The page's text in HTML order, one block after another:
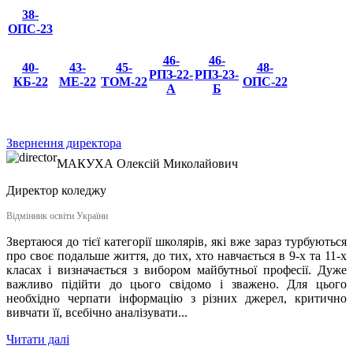
38-
ОПС-23
40-
КБ-22
43-
МЕ-22
45-
ТОМ-22
46-
РПЗ-22-
А
46-
РПЗ-23-
Б
48-
ОПС-22
Звернення директора
МАКУХА Олексій Миколайович
Директор коледжу
Відмінник освіти України
Звертаюся до тієї категорії школярів, які вже зараз турбуються
про своє подальше життя, до тих, хто навчається в 9-х та 11-х
класах і визначається з вибором майбутньої професії. Дуже
важливо підійти до цього свідомо і зважено. Для цього
необхідно черпати інформацію з різних джерел, критично
вивчати її, всебічно аналізувати...
Читати далі